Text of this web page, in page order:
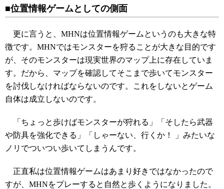
■位置情報ゲームとしての側面
更に言うと、MHNは位置情報ゲームというのも大きな特
徴です。MHNではモンスターを狩ることが大きな目的です
が、そのモンスターは現実世界のマップ上に存在していま
す。だから、マップを確認してそこまで歩いてモンスター
を討伐しなければならないのです。これをしないとゲーム
自体は成立しないのです。
「ちょっと歩けばモンスターが狩れる」「そしたら武器
や防具を強化できる」「しゃーない、行くか！ 」みたいな
ノリでついつい歩いてしまうんです。
正直私は位置情報ゲームはあまり好きではなかったので
すが、MHNをプレーすると自然と歩くようになりました。